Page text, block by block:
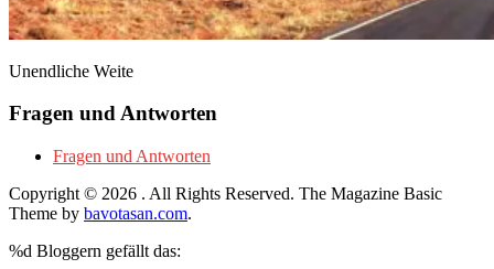
Unendliche Weite
Fragen und Antworten
Fragen und Antworten
Copyright © 2026 . All Rights Reserved. The Magazine Basic
Theme by bavotasan.com.
%d Bloggern gefällt das: